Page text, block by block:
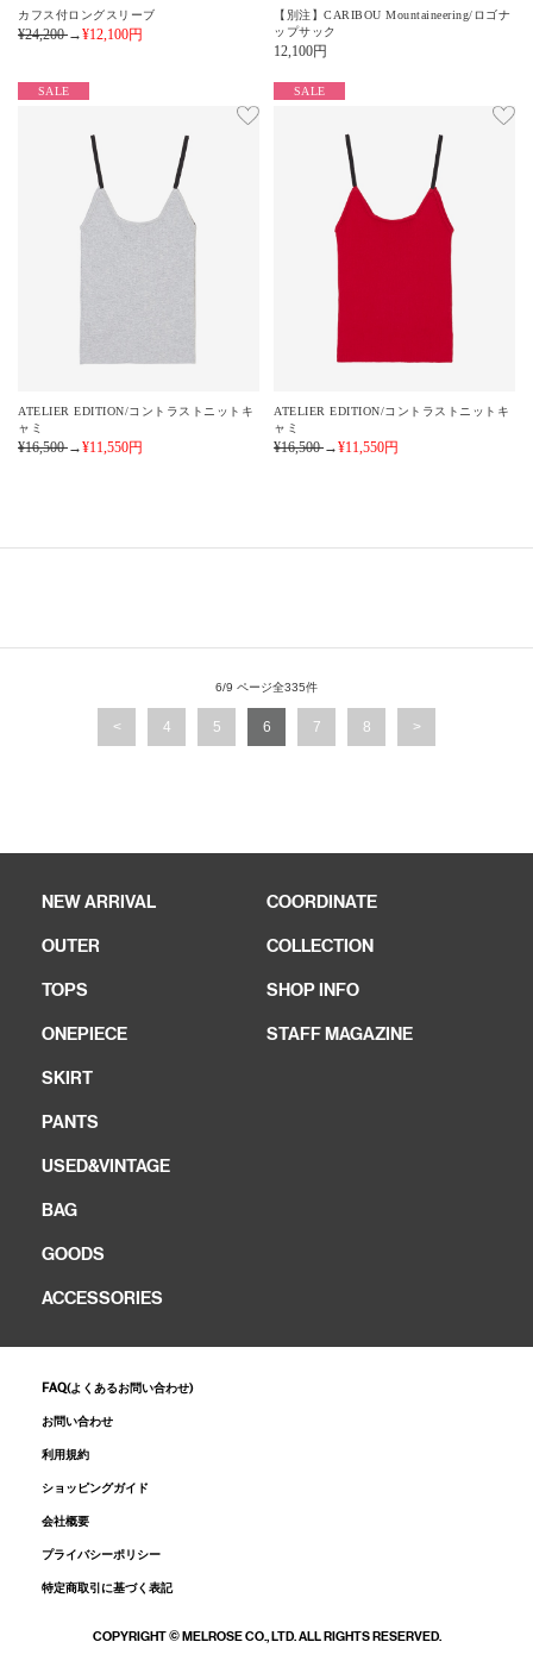
カフス付ロングスリーブ
¥24,200→¥12,100円
【別注】CARIBOU Mountaineering/ロゴナ
ップサック
12,100円
SALE
ATELIER EDITION/コントラストニットキ
ャミ
¥16,500→¥11,550円
SALE
ATELIER EDITION/コントラストニットキ
ャミ
¥16,500→¥11,550円
6/9 ページ全335件
< 4 5 6 7 8 >
NEW ARRIVAL
OUTER
TOPS
ONEPIECE
SKIRT
PANTS
USED&VINTAGE
BAG
GOODS
ACCESSORIES
COORDINATE
COLLECTION
SHOP INFO
STAFF MAGAZINE
FAQ(よくあるお問い合わせ)
お問い合わせ
利用規約
ショッピングガイド
会社概要
プライバシーポリシー
特定商取引に基づく表記
COPYRIGHT © MELROSE CO., LTD. ALL RIGHTS RESERVED.